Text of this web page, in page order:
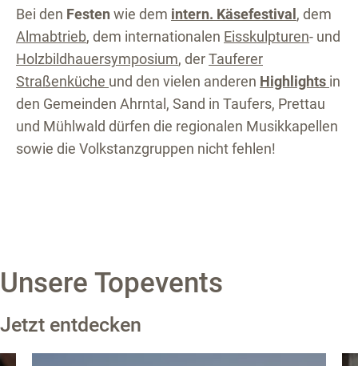
Bei den Festen wie dem intern. Käsefestival , dem
Almabtrieb, dem internationalen Eisskulpturen- und
Holzbildhauersymposium, derTauferer
Straßenküche und den vielen anderen Highlights in
den Gemeinden Ahrntal, Sand in Taufers, Prettau
und Mühlwald dürfen die regionalen Musikkapellen
sowie die Volkstanzgruppen nicht fehlen!
Unsere Topevents
Jetzt entdecken